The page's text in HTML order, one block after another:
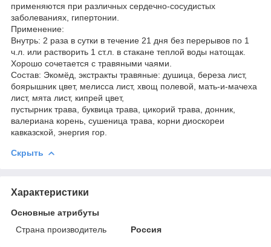
применяются при различных сердечно-сосудистых
заболеваниях, гипертонии.
Применение:
Внутрь: 2 раза в сутки в течение 21 дня без перерывов по 1
ч.л. или растворить 1 ст.л. в стакане теплой воды натощак.
Хорошо сочетается с травяными чаями.
Состав: Экомёд, экстракты травяные: душица, береза лист,
боярышник цвет, мелисса лист, хвощ полевой, мать-и-мачеха
лист, мята лист, кипрей цвет,
пустырник трава, буквица трава, цикорий трава, донник,
валериана корень, сушеница трава, корни диоскореи
кавказской, энергия гор.
Скрыть
Характеристики
Основные атрибуты
Страна производитель
Россия